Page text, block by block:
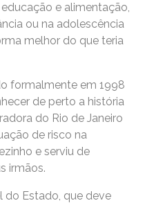
e alimentação,
ou na adolescência
melhor do que teria
formalmente em 1998
de perto a história
do Rio de Janeiro
de risco na
e serviu de
irmãos.
do Estado, que deve